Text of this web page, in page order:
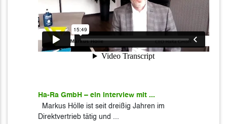
Ha-Ra GmbH – ein Interview mit ...
Markus Hölle ist seit dreißig Jahren im
Direktvertrieb tätig und ...